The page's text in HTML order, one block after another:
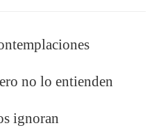
no lo entienden
ignoran